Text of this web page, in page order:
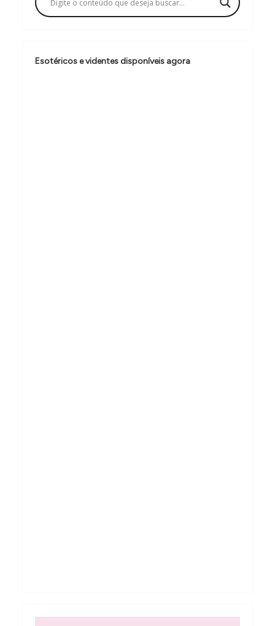
ã
d
Esotéricos e videntes disponíveis agora